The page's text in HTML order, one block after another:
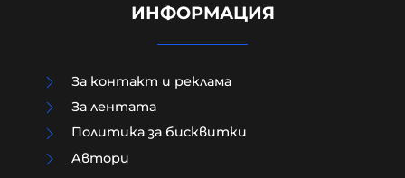
Зеленски в Белград: Получаваме
недостатъчно ракети за
ИНФОРМАЦИЯ
За контакт и реклама
За лентата
Политика за бисквитки
Aвтори